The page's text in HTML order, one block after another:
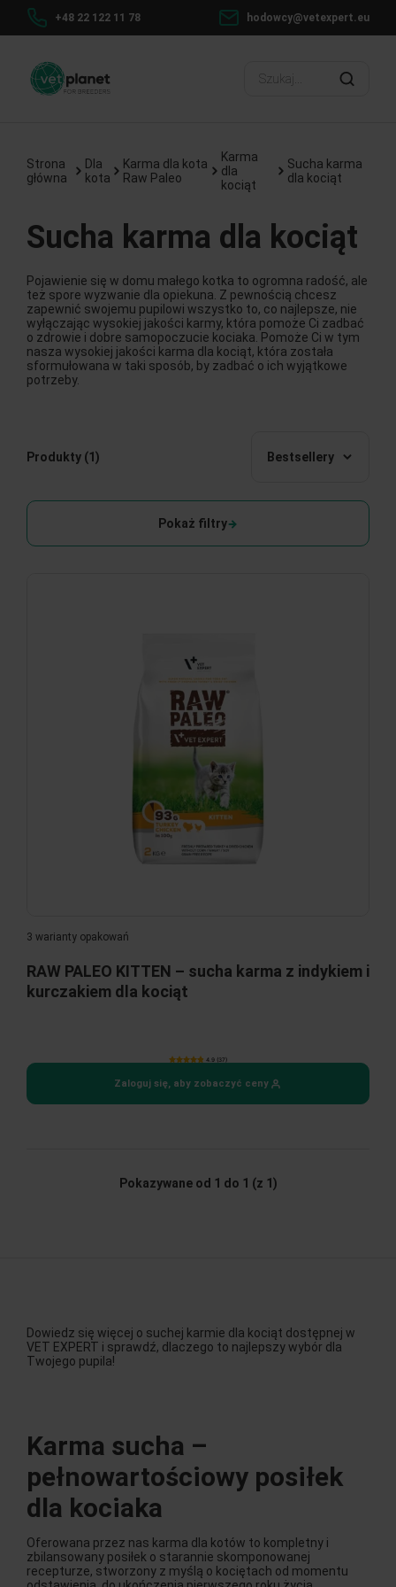
+48 22 122 11 78 hodowcy@vetexpert.eu
Strona
główna
Dla
kota
Karma dla kota
Raw Paleo
Karma
dla
kociąt
Sucha karma
dla kociąt
Sucha karma dla kociąt
Pojawienie się w domu małego kotka to ogromna radość, ale
też spore wyzwanie dla opiekuna. Z pewnością chcesz
zapewnić swojemu pupilowi wszystko to, co najlepsze, nie
wyłączając wysokiej jakości karmy, która pomoże Ci zadbać
o zdrowie i dobre samopoczucie kociaka. Pomoże Ci w tym
nasza wysokiej jakości karma dla kociąt, która została
sformułowana w taki sposób, by zadbać o ich wyjątkowe
potrzeby.
Produkty (1) Bestsellery
Pokaż filtry
3 warianty opakowań
RAW PALEO KITTEN – sucha karma z indykiem i
kurczakiem dla kociąt
4.9 (37)
Zaloguj się, aby zobaczyć ceny
Pokazywane od 1 do 1 (z 1)
Dowiedz się więcej o suchej karmie dla kociąt dostępnej w
VET EXPERT i sprawdź, dlaczego to najlepszy wybór dla
Twojego pupila!
Karma sucha –
pełnowartościowy posiłek
dla kociaka
Oferowana przez nas karma dla kotów to kompletny i
zbilansowany posiłek o starannie skomponowanej
recepturze, stworzony z myślą o kociętach od momentu